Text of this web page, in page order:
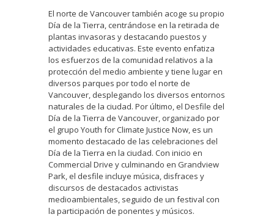
El norte de Vancouver también acoge su propio
Día de la Tierra, centrándose en la retirada de
plantas invasoras y destacando puestos y
actividades educativas. Este evento enfatiza
los esfuerzos de la comunidad relativos a la
protección del medio ambiente y tiene lugar en
diversos parques por todo el norte de
Vancouver, desplegando los diversos entornos
naturales de la ciudad. Por último, el Desfile del
Día de la Tierra de Vancouver, organizado por
el grupo Youth for Climate Justice Now, es un
momento destacado de las celebraciones del
Día de la Tierra en la ciudad. Con inicio en
Commercial Drive y culminando en Grandview
Park, el desfile incluye música, disfraces y
discursos de destacados activistas
medioambientales, seguido de un festival con
la participación de ponentes y músicos.